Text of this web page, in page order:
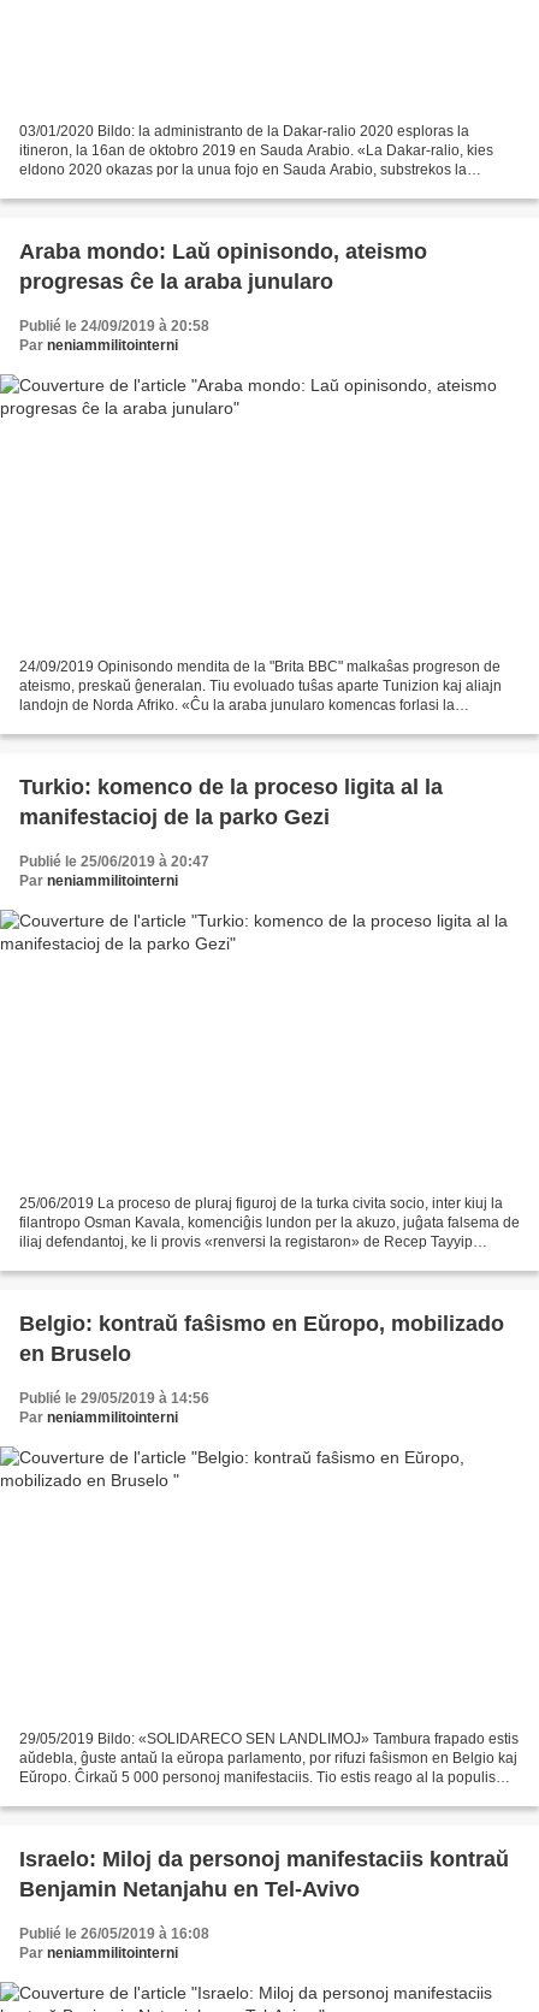
03/01/2020 Bildo: la administranto de la Dakar-ralio 2020 esploras la
itineron, la 16an de oktobro 2019 en Sauda Arabio. «La Dakar-ralio, kies
eldono 2020 okazas por la unua fojo en Sauda Arabio, substrekos la
Araba mondo: Laŭ opinisondo, ateismo
progresas ĉe la araba junularo
Publié le 24/09/2019 à 20:58
Par neniammilitointerni
24/09/2019 Opinisondo mendita de la "Brita BBC" malkaŝas progreson de
ateismo, preskaŭ ĝeneralan. Tiu evoluado tuŝas aparte Tunizion kaj aliajn
landojn de Norda Afriko. «Ĉu la araba junularo komencas forlasi la
Turkio: komenco de la proceso ligita al la
manifestacioj de la parko Gezi
Publié le 25/06/2019 à 20:47
Par neniammilitointerni
25/06/2019 La proceso de pluraj figuroj de la turka civita socio, inter kiuj la
filantropo Osman Kavala, komenciĝis lundon per la akuzo, juĝata falsema de
iliaj defendantoj, ke li provis «renversi la registaron» de Recep Tayyip
Belgio: kontraŭ faŝismo en Eŭropo, mobilizado
en Bruselo
Publié le 29/05/2019 à 14:56
Par neniammilitointerni
29/05/2019 Bildo: «SOLIDARECO SEN LANDLIMOJ» Tambura frapado estis
aŭdebla, ĝuste antaŭ la eŭropa parlamento, por rifuzi faŝismon en Belgio kaj
Eŭropo. Ĉirkaŭ 5 000 personoj manifestaciis. Tio estis reago al la populisma
Israelo: Miloj da personoj manifestaciis kontraŭ
Benjamin Netanjahu en Tel-Avivo
Publié le 26/05/2019 à 16:08
Par neniammilitointerni